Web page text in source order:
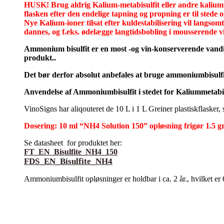
HUSK! Brug aldrig Kalium-metabisulfit eller andre
flasken efter den endelige tapning og propning er til stede
Nye Kalium-ioner tilsat efter kuldestabilisering vil
dannes, og f.eks. ødelægge langtidsbobling i
Ammonium bisulfit er en most -og vin-konserverende
produkt..
Det bør derfor absolut anbefales at bruge
Anvendelse af Ammoniumbisulfit i stedet for
VinoSigns har aliqouteret de 10 L i 1 L Greiner
Dosering: 10 ml “NH4 Solution 150” opløsning frigør 1.5
Se datasheet for produktet her:
FT_EN_Bisulfite_NH4_150
FDS_EN_Bisulfite_NH4
Ammoniumbisulfit opløsninger er holdbar i ca. 2 år., hvilket